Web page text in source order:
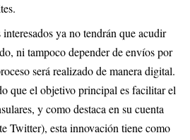
ya no tendrán que acudir
ni tampoco depender de envíos por
será realizado de manera digital.
que el objetivo principal es facilitar el
y como destaca en su cuenta
Twitter), esta innovación tiene como